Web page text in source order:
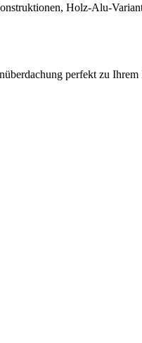
Holz-Alu-
perfekt zu